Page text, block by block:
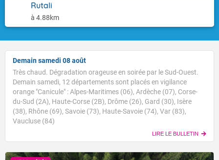
Rutali
à 4.88km
Demain samedi 08 août
Très chaud. Dégradation orageuse en soirée par le Sud-Ouest.
Demain samedi, 12 départements sont placés en vigilance
orange "Canicule" : Alpes-Maritimes (06), Ardèche (07), Corse-
du-Sud (2A), Haute-Corse (2B), Drôme (26), Gard (30), Isère
(38), Rhône (69), Savoie (73), Haute-Savoie (74), Var (83),
Vaucluse (84)
LIRE LE BULLETIN